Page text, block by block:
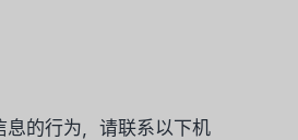
的行为，请联系以下机